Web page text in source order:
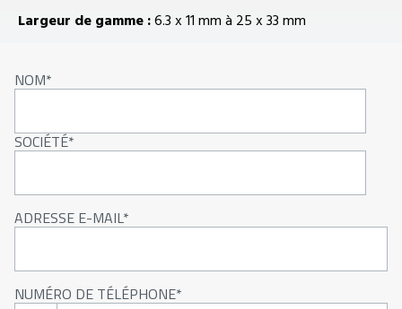
Largeur de gamme :6.3 x 11 mm à 25 x 33 mm
NOM
SOCIÉTÉ
ADRESSE E-MAIL
NUMÉRO DE TÉLÉPHONE